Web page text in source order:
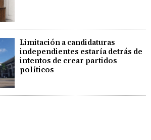
Limitación a candidaturas
independientes estaría detrás de
intentos de crear partidos
políticos